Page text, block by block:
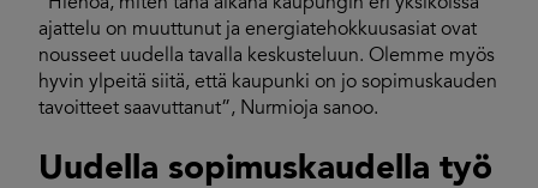
ajattelu on muuttunut ja energiatehokkuusasiat ovat
nousseet uudella tavalla keskusteluun. Olemme myös
hyvin ylpeitä siitä, että kaupunki on jo sopimuskauden
tavoitteet saavuttanut”, Nurmioja sanoo.
Uudella sopimuskaudella työ